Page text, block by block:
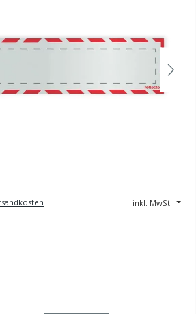
inkl. MwSt.
von 4.8 von 5 Sternen